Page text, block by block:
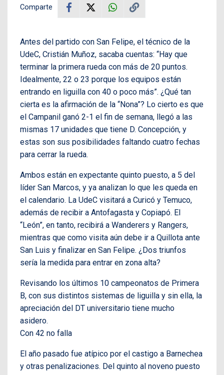
Comparte
Antes del partido con San Felipe, el técnico de la
UdeC, Cristián Muñoz, sacaba cuentas: “Hay que
terminar la primera rueda con más de 20 puntos.
Idealmente, 22 o 23 porque los equipos están
entrando en liguilla con 40 o poco más”. ¿Qué tan
cierta es la afirmación de la “Nona”? Lo cierto es que
el Campanil ganó 2-1 el fin de semana, llegó a las
mismas 17 unidades que tiene D. Concepción, y
estas son sus posibilidades faltando cuatro fechas
para cerrar la rueda.
Ambos están en expectante quinto puesto, a 5 del
líder San Marcos, y ya analizan lo que les queda en
el calendario. La UdeC visitará a Curicó y Temuco,
además de recibir a Antofagasta y Copiapó. El
“León”, en tanto, recibirá a Wanderers y Rangers,
mientras que como visita aún debe ir a Quillota ante
San Luis y finalizar en San Felipe. ¿Dos triunfos
sería la medida para entrar en zona alta?
Revisando los últimos 10 campeonatos de Primera
B, con sus distintos sistemas de liguilla y sin ella, la
apreciación del DT universitario tiene mucho
asidero.
Con 42 no falla
El año pasado fue atípico por el castigo a Barnechea
y otras penalizaciones. Del quinto al noveno puesto